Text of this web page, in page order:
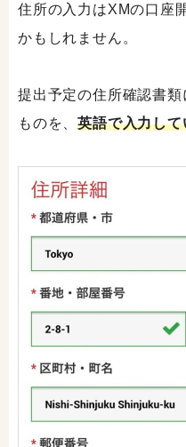
住所の入力はXMの口座
かもしれません。
提出予定の住所確認書
ものを、英語で入力し